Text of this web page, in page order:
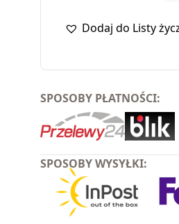
Dodaj do Listy
SPOSOBY PŁATNOŚCI:
SPOSOBY WYSYŁKI: